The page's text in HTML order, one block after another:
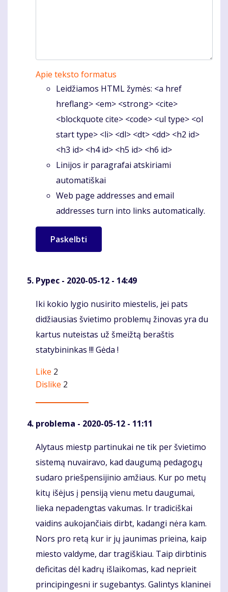
Apie teksto formatus
Leidžiamos HTML žymės: <a href
hreflang> <em> <strong> <cite>
<blockquote cite> <code> <ul type> <ol
start type> <li> <dl> <dt> <dd> <h2 id>
<h3 id> <h4 id> <h5 id> <h6 id>
Linijos ir paragrafai atskiriami
automatiškai
Web page addresses and email
addresses turn into links automatically.
Pypec - 2020-05-12 - 14:49
Komentaras
Iki kokio lygio nusirito miestelis, jei pats
didžiausias švietimo problemų žinovas yra du
kartus nuteistas už šmeižtą beraštis
statybininkas !!! Gėda !
Like 2
Dislike 2
problema - 2020-05-12 - 11:11
Komentaras
Alytaus miestp partinukai ne tik per švietimo
sistemą nuvairavo, kad daugumą pedagogų
sudaro priešpensijinio amžiaus. Kur po metų
kitų išėjus į pensiją vienu metu daugumai,
lieka nepadengtas vakumas. Ir tradiciškai
vaidins aukojančiais dirbt, kadangi nėra kam.
Nors pro retą kur ir jų jaunimas prieina, kaip
miesto valdyme, dar tragiškiau. Taip dirbtinis
deficitas dėl kadrų išlaikomas, kad neprieit
principingesni ir sugebantys. Galintys klaninei